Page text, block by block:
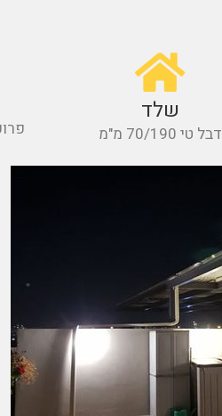
שלד
דבל טי 70/190 מ"מ פרופיל